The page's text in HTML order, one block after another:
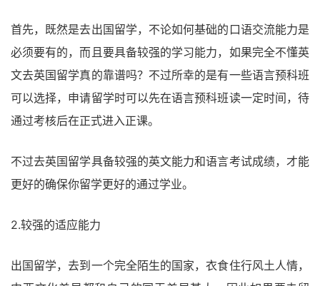
首先，既然是去出国留学，不论如何基础的口语交流能力是
必须要有的，而且要具备较强的学习能力，如果完全不懂英
文去英国留学真的靠谱吗？不过所幸的是有一些语言预科班
可以选择，申请留学时可以先在语言预科班读一定时间，待
通过考核后在正式进入正课。
不过去英国留学具备较强的英文能力和语言考试成绩，才能
更好的确保你留学更好的通过学业。
2.较强的适应能力
出国留学，去到一个完全陌生的国家，衣食住行风土人情，